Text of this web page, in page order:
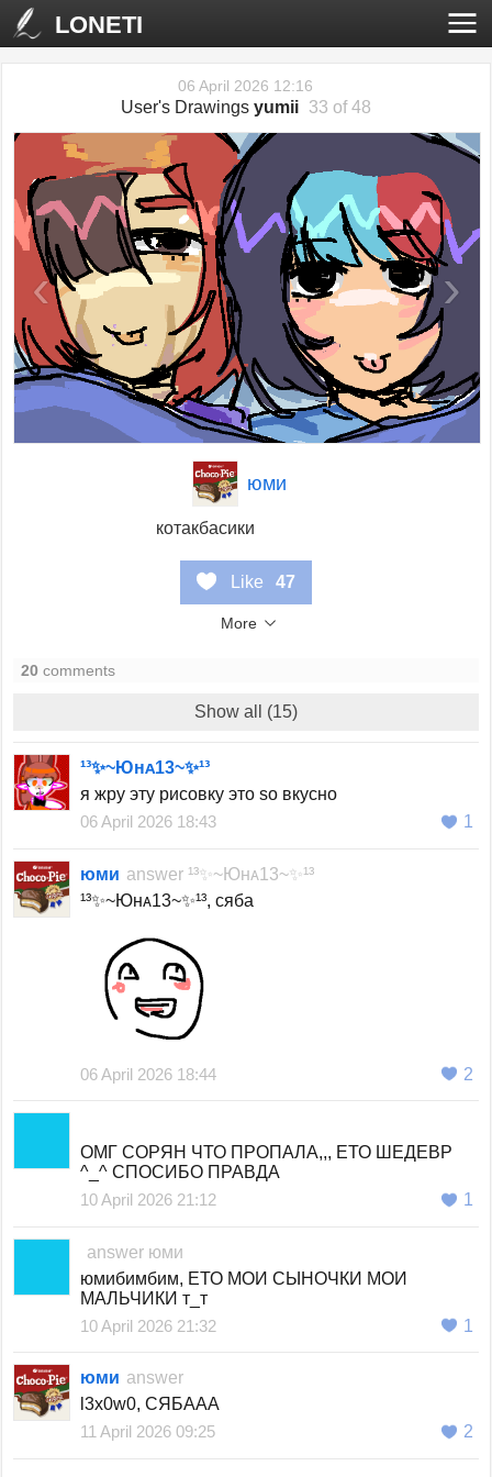
LONETI
06 April 2026 12:16
User's Drawings yumii 33 of 48
‹ ›
юми
котакбасики
Like 47
More
20 comments
Show all (15)
¹³✨~Юнᴀ13~✨¹³
я жру эту рисовку это so вкусно
06 April 2026 18:43
1
юми answer ¹³✨~Юнᴀ13~✨¹³
¹³✨~Юнᴀ13~✨¹³, сяба
06 April 2026 18:44 2
ОМГ СОРЯН ЧТО ПРОПАЛА,,, ЕТО ШЕДЕВР
^_^ СПОСИБО ПРАВДА
10 April 2026 21:12
1
answer юми
юмибимбим, ЕТО МОИ СЫНОЧКИ МОИ
МАЛЬЧИКИ т_т
10 April 2026 21:32
1
юми answer
l3x0w0, СЯБААА
11 April 2026 09:25
2